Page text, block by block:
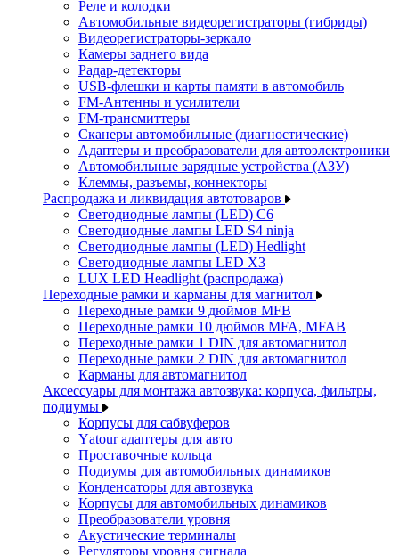
Реле и колодки
Автомобильные видеорегистраторы (гибриды)
Видеорегистраторы-зеркало
Камеры заднего вида
Радар-детекторы
USB-флешки и карты памяти в автомобиль
FM-Антенны и усилители
FM-трансмиттеры
Сканеры автомобильные (диагностические)
Адаптеры и преобразователи для автоэлектроники
Автомобильные зарядные устройства (АЗУ)
Клеммы, разъемы, коннекторы
Распродажа и ликвидация автотоваров
Светодиодные лампы (LED) C6
Светодиодные лампы LED S4 ninja
Светодиодные лампы (LED) Hedlight
Светодиодные лампы LED X3
LUX LED Headlight (распродажа)
Переходные рамки и карманы для магнитол
Переходные рамки 9 дюймов MFB
Переходные рамки 10 дюймов MFA, MFAB
Переходные рамки 1 DIN для автомагнитол
Переходные рамки 2 DIN для автомагнитол
Карманы для автомагнитол
Аксессуары для монтажа автозвука: корпуса, фильтры,
подиумы
Корпусы для сабвуферов
Yаtour адаптеры для авто
Проставочные кольца
Подиумы для автомобильных динамиков
Конденсаторы для автозвука
Корпусы для автомобильных динамиков
Преобразователи уровня
Акустические терминалы
Регуляторы уровня сигнала